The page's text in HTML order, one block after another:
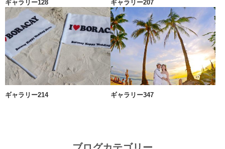
ギャラリー128 ギャラリー207
ギャラリー214 ギャラリー347